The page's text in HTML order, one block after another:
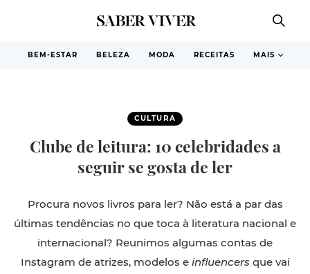
BEM-ESTAR BELEZA MODA RECEITAS MAIS
CULTURA
Clube de leitura: 10 celebridades a
seguir se gosta de ler
Procura novos livros para ler? Não está a par das
últimas tendências no que toca à literatura nacional e
internacional? Reunimos algumas contas de
Instagram de atrizes, modelos e influencers que vai